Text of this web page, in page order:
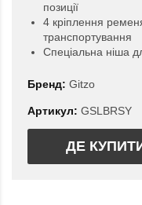
позиції
4 кріплення
транспортування
Спеціальна ніша
Бренд: Gitzo
Артикул: GSLBRSY
ДЕ